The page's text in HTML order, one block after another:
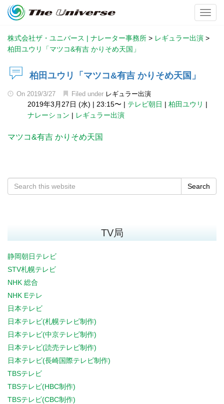
株式会社ザ・ユニバース | ナレーター事務所 > レギュラー出演 >
柏田ユウリ「マツコ&有吉 かりそめ天国」
柏田ユウリ「マツコ&有吉 かりそめ天国」
On 2019/3/27 Filed under レギュラー出演
2019年3月27日 (水) | 23:15〜 | テレビ朝日 | 柏田ユウリ |
ナレーション | レギュラー出演
マツコ&有吉 かりそめ天国
Search
TV局
静岡朝日テレビ
STV札幌テレビ
NHK 総合
NHK Eテレ
日本テレビ
日本テレビ(札幌テレビ制作)
日本テレビ(中京テレビ制作)
日本テレビ(読売テレビ制作)
日本テレビ(長崎国際テレビ制作)
TBSテレビ
TBSテレビ(HBC制作)
TBSテレビ(CBC制作)